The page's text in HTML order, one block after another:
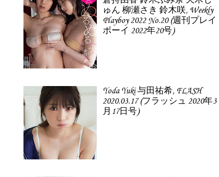
ゅん 柳瀬さき 鈴木咲, Weekly
Playboy 2022 No.20 (週刊プレイ
ボーイ 2022年20号)
Yoda Yuki 与田祐希, FLASH
2020.03.17 (フラッシュ 2020年3
月17日号)